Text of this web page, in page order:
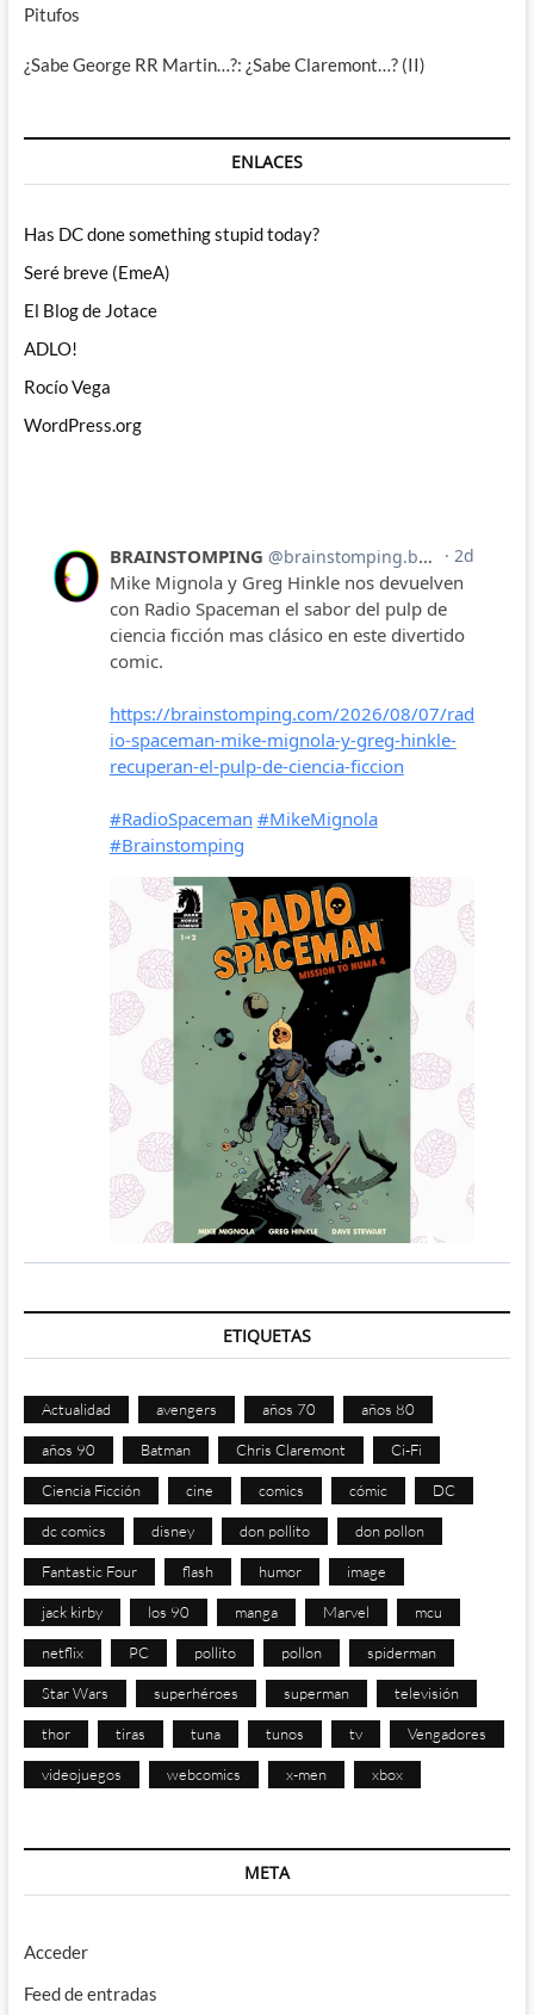
Pitufos
¿Sabe George RR Martin…?: ¿Sabe Claremont…? (II)
ENLACES
Has DC done something stupid today?
Seré breve (EmeA)
El Blog de Jotace
ADLO!
Rocío Vega
WordPress.org
ETIQUETAS
Actualidad avengers años 70 años 80
años 90 Batman Chris Claremont Ci-Fi
Ciencia Ficción cine comics cómic DC
dc comics disney don pollito don pollon
Fantastic Four flash humor image
jack kirby los 90 manga Marvel mcu
netflix PC pollito pollon spiderman
Star Wars superhéroes superman televisión
thor tiras tuna tunos tv Vengadores
videojuegos webcomics x-men xbox
META
Acceder
Feed de entradas